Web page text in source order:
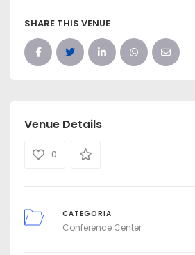
SHARE THIS VENUE
Venue Details
0
CATEGORIA
Conference Center